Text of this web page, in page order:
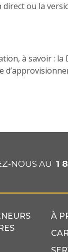
ou la
à savoir :
NOUS AU1
À